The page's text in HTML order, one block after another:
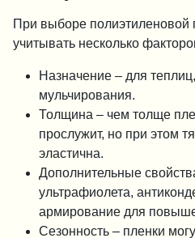
При выборе полиэтиленовой
учитывать несколько
Назначение – для
мульчирования.
Толщина – чем толще
прослужит, но при этом
эластична.
Дополнительные
ультрафиолета,
армирование для
Сезонность – пленки